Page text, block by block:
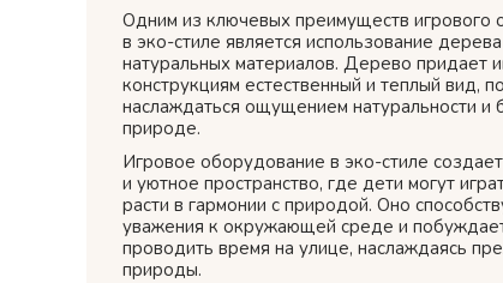
Одним из ключевых преимуществ игрового
в эко-стиле является использование
натуральных материалов. Дерево придает
конструкциям естественный и теплый вид,
наслаждаться ощущением натуральности и
природе.
Игровое оборудование в эко-стиле
и уютное пространство, где дети могут
расти в гармонии с природой. Оно
уважения к окружающей среде и
проводить время на улице, наслаждаясь
природы.